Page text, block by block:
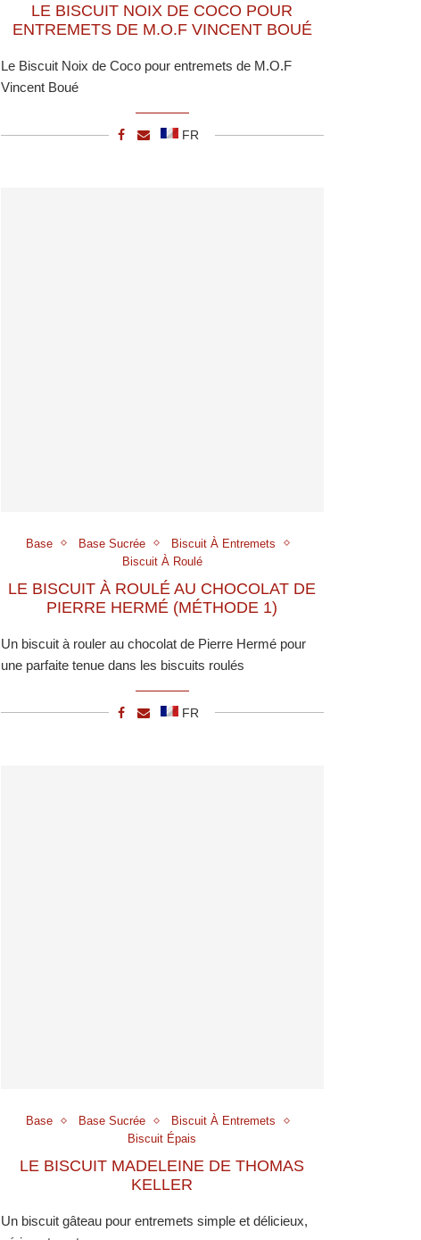
LE BISCUIT NOIX DE COCO POUR
ENTREMETS DE M.O.F VINCENT BOUÉ
Le Biscuit Noix de Coco pour entremets de M.O.F
Vincent Boué
FR
Base Base Sucrée
Biscuit À Entremets
Biscuit À Roulé
LE BISCUIT À ROULÉ AU CHOCOLAT DE
PIERRE HERMÉ (MÉTHODE 1)
Un biscuit à rouler au chocolat de Pierre Hermé pour
une parfaite tenue dans les biscuits roulés
FR
Base Base Sucrée
Biscuit À Entremets
Biscuit Épais
LE BISCUIT MADELEINE DE THOMAS
KELLER
Un biscuit gâteau pour entremets simple et délicieux,